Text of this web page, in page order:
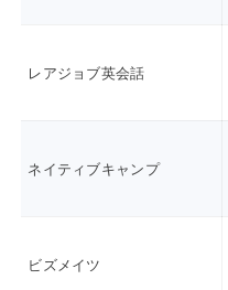
レアジョブ英会話
ネイティブキャンプ
ビズメイツ